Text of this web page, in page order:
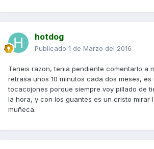
hotdog
Publicado 1 de Marzo del 2016
Teneis razon, tenia pendiente comentarlo a
retrasa unos 10 minutos cada dos meses, es
tocacojones porque siempre voy pillado de
la hora, y con los guantes es un cristo mirar
muñeca.